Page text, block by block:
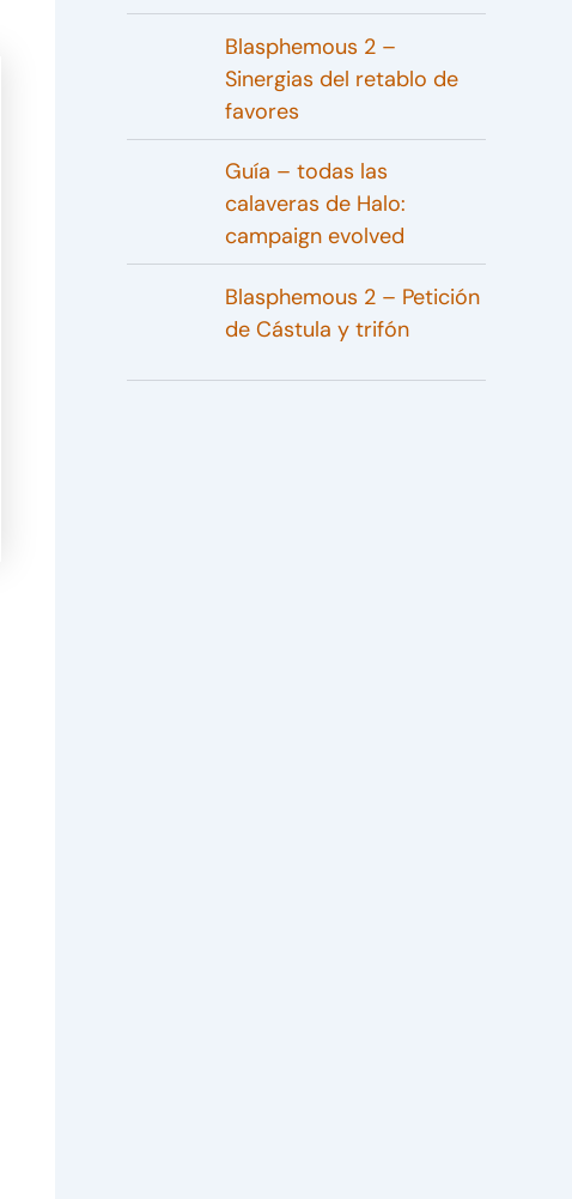
Blasphemous 2 –
Sinergias del retablo de
favores
Guía – todas las
calaveras de Halo:
campaign evolved
Blasphemous 2 – Petición
de Cástula y trifón